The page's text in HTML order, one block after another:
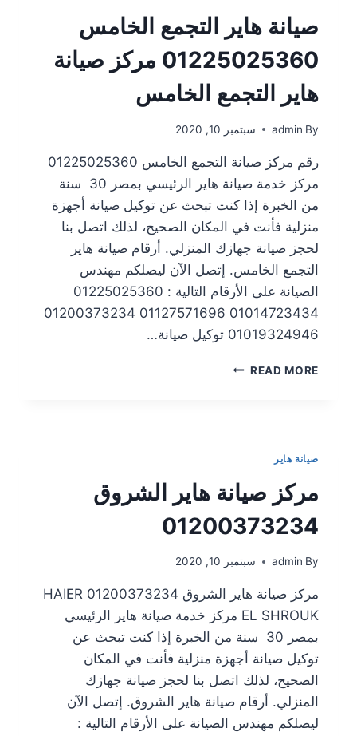
صيانة هاير التجمع الخامس
01225025360 مركز صيانة
هاير التجمع الخامس
By
admin سبتمبر 10, 2020
رقم مركز صيانة التجمع الخامس 01225025360
مركز خدمة صيانة هاير الرئيسي بمصر 30 سنة
من الخبرة إذا كنت تبحث عن توكيل صيانة أجهزة
منزلية فأنت في المكان الصحيح، لذلك اتصل بنا
لحجز صيانة جهازك المنزلي. أرقام صيانة هاير
التجمع الخامس. إتصل الآن ليصلكم مهندس
الصيانة على الأرقام التالية : 01225025360
01014723434 01127571696 01200373234
01019324946 توكيل صيانة…
READ MORE
صيانة هاير
مركز صيانة هاير الشروق
01200373234
By
admin سبتمبر 10, 2020
مركز صيانة هاير الشروق 01200373234 HAIER
EL SHROUK مركز خدمة صيانة هاير الرئيسي
بمصر 30 سنة من الخبرة إذا كنت تبحث عن
توكيل صيانة أجهزة منزلية فأنت في المكان
الصحيح، لذلك اتصل بنا لحجز صيانة جهازك
المنزلي. أرقام صيانة هاير الشروق. إتصل الآن
ليصلكم مهندس الصيانة على الأرقام التالية :